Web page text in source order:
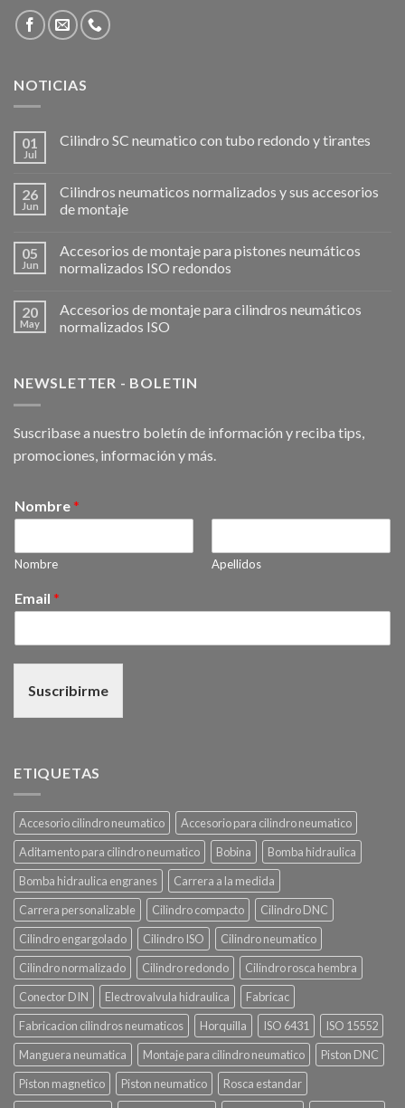
NOTICIAS
01
Jul
Cilindro SC neumatico con tubo redondo y tirantes
26
Jun
Cilindros neumaticos normalizados y sus accesorios
de montaje
05
Jun
Accesorios de montaje para pistones neumáticos
normalizados ISO redondos
20
May
Accesorios de montaje para cilindros neumáticos
normalizados ISO
NEWSLETTER - BOLETIN
Suscribase a nuestro boletín de información y reciba tips,
promociones, información y más.
Nombre *
Nombre Apellidos
Email *
Suscribirme
ETIQUETAS
Accesorio cilindro neumatico
Accesorio para cilindro neumatico
Aditamento para cilindro neumatico
Bobina
Bomba hidraulica
Bomba hidraulica engranes
Carrera a la medida
Carrera personalizable
Cilindro compacto
Cilindro DNC
Cilindro engargolado
Cilindro ISO
Cilindro neumatico
Cilindro normalizado
Cilindro redondo
Cilindro rosca hembra
Conector DIN
Electrovalvula hidraulica
Fabricac
Fabricacion cilindros neumaticos
Horquilla ISO 6431
ISO 15552
Manguera neumatica
Montaje para cilindro neumatico
Piston DNC
Piston magnetico
Piston neumatico
Rosca estandar